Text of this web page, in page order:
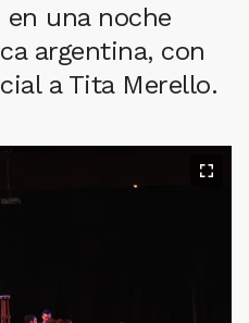
una noche
argentina, con
a Tita Merello.